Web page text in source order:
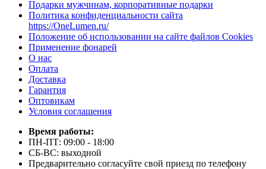
Подарки мужчинам, корпоративные подарки
Политика конфиденциальности сайта
https://OneLumen.ru/
Положение об использовании на сайте файлов Cookies
Применение фонарей
О нас
Оплата
Доставка
Гарантия
Оптовикам
Условия соглашения
Время работы:
ПН-ПТ: 09:00 - 18:00
СБ-ВС: выходной
Предварительно согласуйте свой приезд по телефону